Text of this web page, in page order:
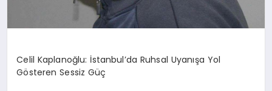
Celil Kaplanoğlu: İstanbul’da Ruhsal Uyanışa Yol
Gösteren Sessiz Güç